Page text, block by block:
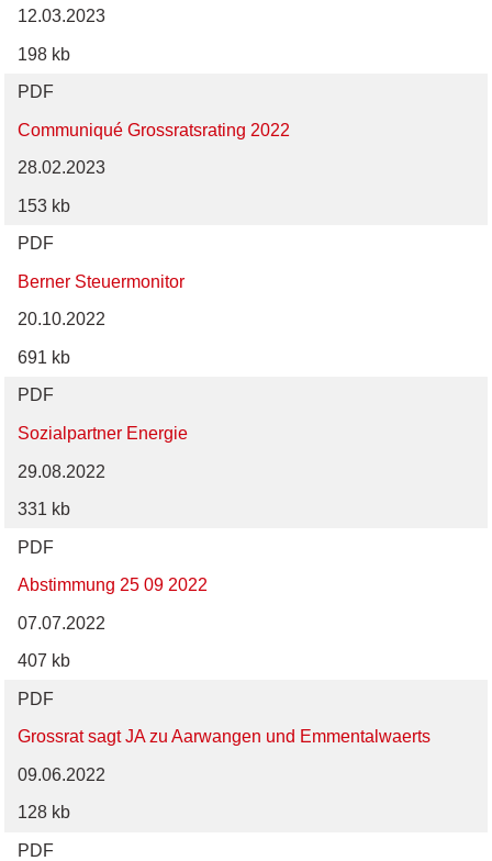
12.03.2023
198 kb
PDF
Communiqué Grossratsrating 2022
28.02.2023
153 kb
PDF
Berner Steuermonitor
20.10.2022
691 kb
PDF
Sozialpartner Energie
29.08.2022
331 kb
PDF
Abstimmung 25 09 2022
07.07.2022
407 kb
PDF
Grossrat sagt JA zu Aarwangen und Emmentalwaerts
09.06.2022
128 kb
PDF